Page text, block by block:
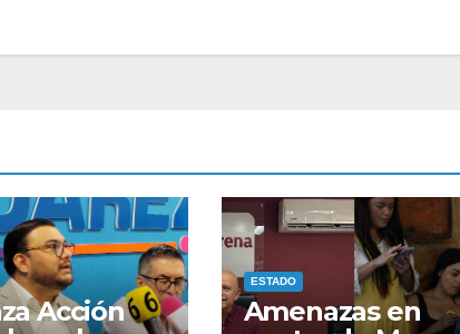
Acción
ESTADO
Amenazas en
la